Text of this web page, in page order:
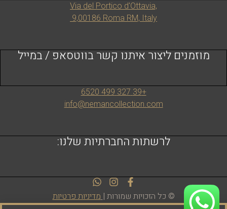
Via del Portico d'Ottavia,
9,00186 Roma RM, Italy
מוזמנים ליצור איתנו קשר בווטסאפ / במייל
+39 327 499 6520
info@nemancollection.com
לרשתות החברתיות שלנו:
© כל הזכויות שמורות |מדיניות פרטיות